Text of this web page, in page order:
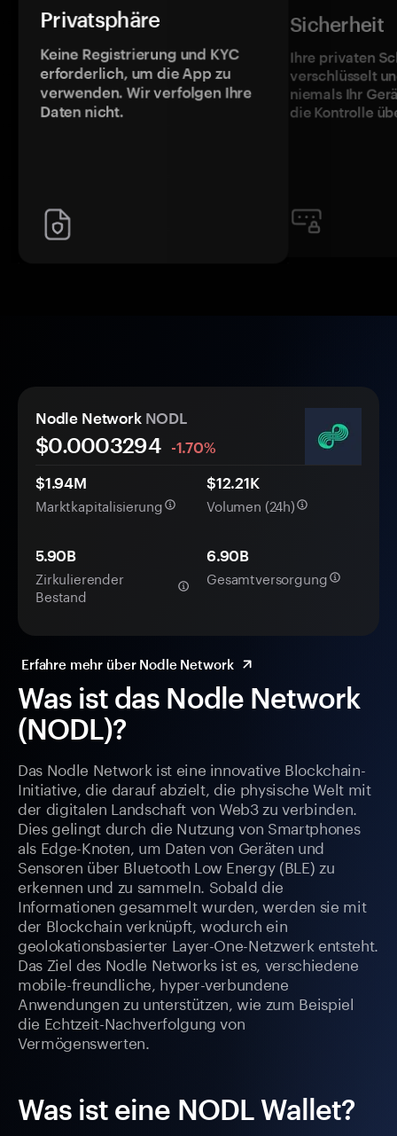
Privatsphäre
Keine Registrierung und KYC
erforderlich, um die App zu
verwenden. Wir verfolgen Ihre
Daten nicht.
Sicherheit
Ihre privaten
verschlüsselt
niemals Ihr
die Kontrolle
Was ist das Nodle Network
(NODL)?
Das Nodle Network ist eine innovative Blockchain-
Initiative, die darauf abzielt, die physische Welt mit
der digitalen Landschaft von Web3 zu verbinden.
Dies gelingt durch die Nutzung von Smartphones
als Edge-Knoten, um Daten von Geräten und
Sensoren über Bluetooth Low Energy (BLE) zu
erkennen und zu sammeln. Sobald die
Informationen gesammelt wurden, werden sie mit
der Blockchain verknüpft, wodurch ein
geolokationsbasierter Layer-One-Netzwerk entsteht.
Das Ziel des Nodle Networks ist es, verschiedene
mobile-freundliche, hyper-verbundene
Anwendungen zu unterstützen, wie zum Beispiel
die Echtzeit-Nachverfolgung von
Vermögenswerten.
Was ist eine NODL Wallet?
Nodle Network NODL
$0.0003294
-1.70%
$1.94M
Marktkapitalisierung
$12.21K
Volumen (24h)
5.90B
Zirkulierender
Bestand
6.90B
Gesamtversorgung
Erfahre mehr über Nodle Network